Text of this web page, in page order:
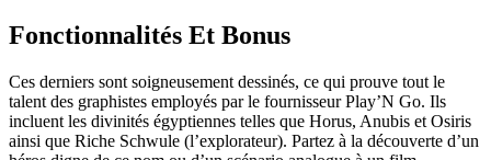
Fonctionnalités Et Bonus
Ces derniers sont soigneusement dessinés, ce qui prouve tout le
talent des graphistes employés par le fournisseur Play’N Go. Ils
incluent les divinités égyptiennes telles que Horus, Anubis et Osiris
ainsi que Riche Schwule (l’explorateur). Partez à la découverte d’un